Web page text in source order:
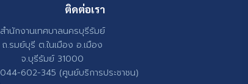
ติดต่อเรา
สำนักงานเทศบาลนครบุรีรัมย์
ถ.รมย์บุรี ต.ในเมือง อ.เมือง
จ.บุรีรัมย์ 31000
044-602-345 (ศูนย์บริการประชาชน)